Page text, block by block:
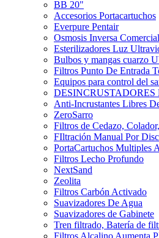
BB 20"
Accesorios Portacartuchos
Everpure Pentair
Osmosis Inversa
Esterilizadores Luz
Bulbos y mangas cuarzo
Filtros Punto De Entrada
Equipos para control del
DESINCRUSTADORES
Anti-Incrustantes Libres
ZeroSarro
Filtros de Cedazo,
FIltración Manual Por
PortaCartuchos Multiples
Filtros Lecho Profundo
NextSand
Zeolita
Filtros Carbón Activado
Suavizadores De Agua
Suavizadores de Gabinete
Tren filtrado, Batería de
Filtros Alcalino Aumenta